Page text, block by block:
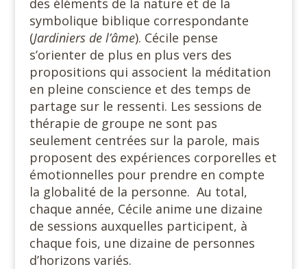
des éléments de la nature et de la
symbolique biblique correspondante
(Jardiniers de l’âme). Cécile pense
s’orienter de plus en plus vers des
propositions qui associent la méditation
en pleine conscience et des temps de
partage sur le ressenti. Les sessions de
thérapie de groupe ne sont pas
seulement centrées sur la parole, mais
proposent des expériences corporelles et
émotionnelles pour prendre en compte
la globalité de la personne. Au total,
chaque année, Cécile anime une dizaine
de sessions auxquelles participent, à
chaque fois, une dizaine de personnes
d’horizons variés.